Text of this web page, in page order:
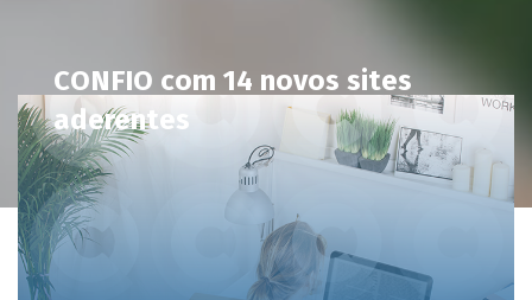
CONFIO com 14 novos sites
aderentes